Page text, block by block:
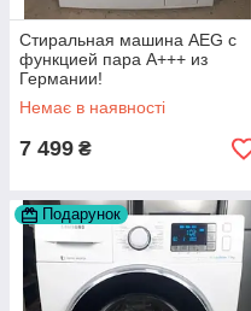
Стиральная машина AEG с
функцией пара A+++ из
Германии!
Немає в наявності
7 499 ₴
Подарунок